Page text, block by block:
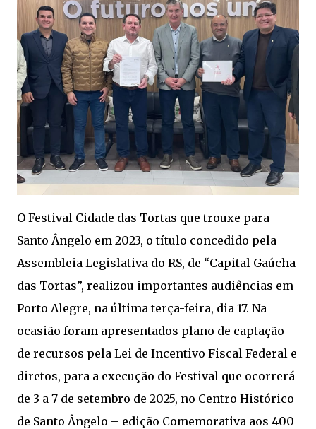
O Festival Cidade das Tortas que trouxe para
Santo Ângelo em 2023, o título concedido pela
Assembleia Legislativa do RS, de “Capital Gaúcha
das Tortas”, realizou importantes audiências em
Porto Alegre, na última terça-feira, dia 17. Na
ocasião foram apresentados plano de captação
de recursos pela Lei de Incentivo Fiscal Federal e
diretos, para a execução do Festival que ocorrerá
de 3 a 7 de setembro de 2025, no Centro Histórico
de Santo Ângelo – edição Comemorativa aos 400